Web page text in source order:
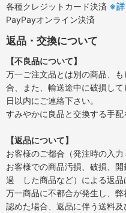
各種クレジットカード決済 ※詳
PayPayオンライン決済
返品・交換について
【不良品について】
万一ご注文品とは別の商品、
合、また、輸送途中に破損し
日以内にご連絡下さい。
すみやかに良品と交換する手配
【返品について】
お客様のご都合（発注時の入
お客様での商品汚損、破損、
過 した商品など）による返品
万一商品に不都合が発生し、
認めた場合、返品に伴う送料